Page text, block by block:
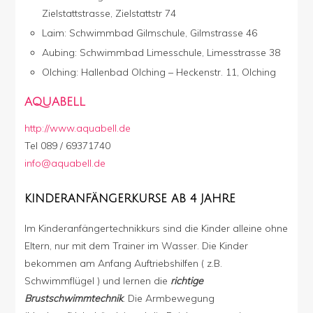
Zielstattstrasse, Zielstattstr 74
Laim: Schwimmbad Gilmschule, Gilmstrasse 46
Aubing: Schwimmbad Limesschule, Limesstrasse 38
Olching: Hallenbad Olching – Heckenstr. 11, Olching
AQUABELL
http://www.aquabell.de
Tel 089 / 69371740
info@aquabell.de
KINDERANFÄNGERKURSE AB 4 JAHRE
Im Kinderanfängertechnikkurs sind die Kinder alleine ohne
Eltern, nur mit dem Trainer im Wasser. Die Kinder
bekommen am Anfang Auftriebshilfen ( z.B.
Schwimmflügel ) und lernen die richtige
Brustschwimmtechnik. Die Armbewegung